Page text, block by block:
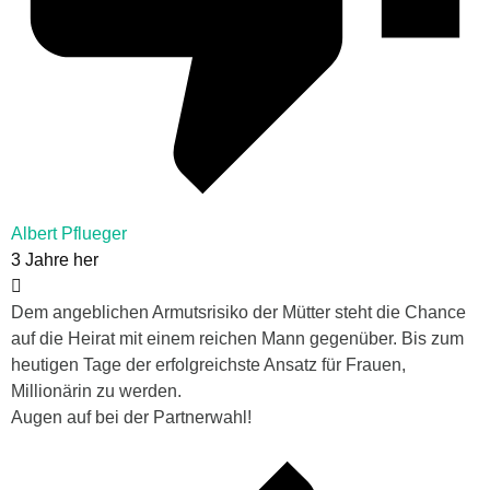
Albert Pflueger
3 Jahre her
Dem angeblichen Armutsrisiko der Mütter steht die Chance
auf die Heirat mit einem reichen Mann gegenüber. Bis zum
heutigen Tage der erfolgreichste Ansatz für Frauen,
Millionärin zu werden.
Augen auf bei der Partnerwahl!